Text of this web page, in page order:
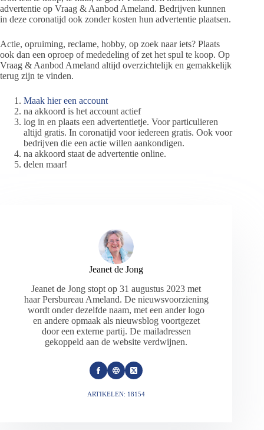
advertentie op Vraag & Aanbod Ameland. Bedrijven kunnen
in deze coronatijd ook zonder kosten hun advertentie plaatsen.
Actie, opruiming, reclame, hobby, op zoek naar iets? Plaats
ook dan een oproep of mededeling of zet het spul te koop. Op
Vraag & Aanbod Ameland altijd overzichtelijk en gemakkelijk
terug zijn te vinden.
Maak hier een account
na akkoord is het account actief
log in en plaats een advertentietje. Voor particulieren
altijd gratis. In coronatijd voor iedereen gratis. Ook voor
bedrijven die een actie willen aankondigen.
na akkoord staat de advertentie online.
delen maar!
Jeanet de Jong
Jeanet de Jong stopt op 31 augustus 2023 met
haar Persbureau Ameland. De nieuwsvoorziening
wordt onder dezelfde naam, met een ander logo
en andere opmaak als nieuwsblog voortgezet
door een externe partij. De mailadressen
gekoppeld aan de website verdwijnen.
ARTIKELEN: 18154